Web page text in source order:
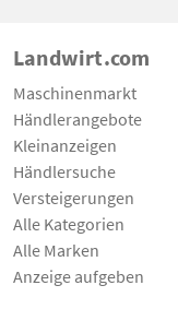
Landwirt.com
Maschinenmarkt
Händlerangebote
Kleinanzeigen
Händlersuche
Versteigerungen
Alle Kategorien
Alle Marken
Anzeige aufgeben